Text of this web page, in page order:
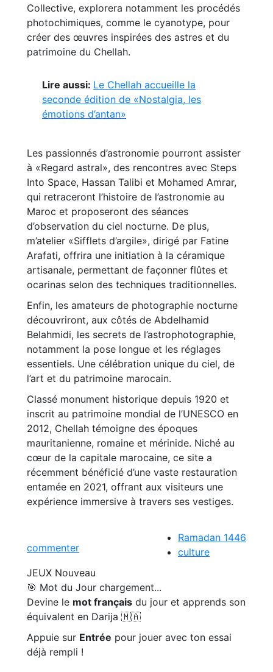
Collective, explorera notamment les procédés
photochimiques, comme le cyanotype, pour
créer des œuvres inspirées des astres et du
patrimoine du Chellah.
Lire aussi: Le Chellah accueille la
seconde édition de «Nostalgia, les
émotions d’antan»
Les passionnés d’astronomie pourront assister
à «Regard astral», des rencontres avec Steps
Into Space, Hassan Talibi et Mohamed Amrar,
qui retraceront l’histoire de l’astronomie au
Maroc et proposeront des séances
d’observation du ciel nocturne. De plus,
m’atelier «Sifflets d’argile», dirigé par Fatine
Arafati, offrira une initiation à la céramique
artisanale, permettant de façonner flûtes et
ocarinas selon des techniques traditionnelles.
Enfin, les amateurs de photographie nocturne
découvriront, aux côtés de Abdelhamid
Belahmidi, les secrets de l’astrophotographie,
notamment la pose longue et les réglages
essentiels. Une célébration unique du ciel, de
l’art et du patrimoine marocain.
Classé monument historique depuis 1920 et
inscrit au patrimoine mondial de l’UNESCO en
2012, Chellah témoigne des époques
mauritanienne, romaine et mérinide. Niché au
cœur de la capitale marocaine, ce site a
récemment bénéficié d’une vaste restauration
entamée en 2021, offrant aux visiteurs une
expérience immersive à travers ses vestiges.
commenter
Ramadan 1446
culture
JEUX Nouveau
🎯 Mot du Jour chargement...
Devine le mot français du jour et apprends son
équivalent en Darija 🇲🇦
Appuie sur Entrée pour jouer avec ton essai
déjà rempli !